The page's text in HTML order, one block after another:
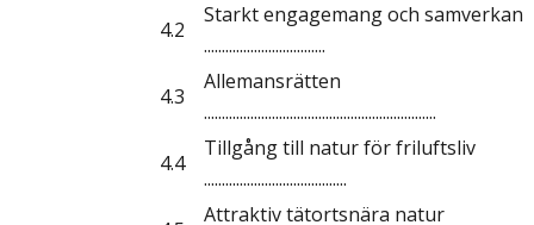
4.2
Starkt engagemang och samverkan
..................................
4.3
Allemansrätten
.................................................................
4.4
Tillgång till natur för friluftsliv
........................................
Attraktiv tätortsnära natur